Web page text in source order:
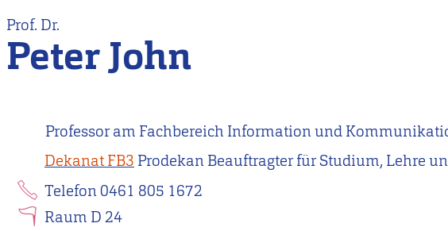
Inhalt
Prof. Dr.
Peter John
Professor am Fachbereich Information und
Dekanat FB3 Prodekan Beauftragter für Studium, Lehre
Telefon 0461 805 1672
Raum D 24